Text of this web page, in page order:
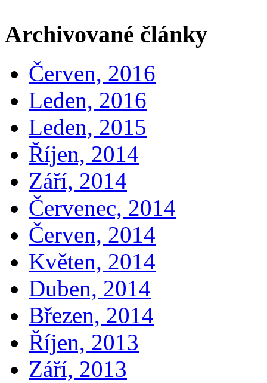
Archivované články
Červen, 2016
Leden, 2016
Leden, 2015
Říjen, 2014
Září, 2014
Červenec, 2014
Červen, 2014
Květen, 2014
Duben, 2014
Březen, 2014
Říjen, 2013
Září, 2013